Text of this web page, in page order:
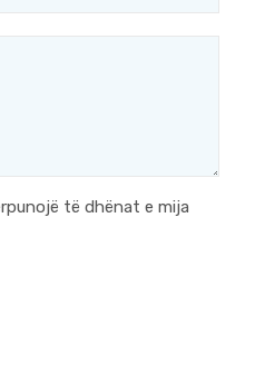
të dhënat e mija